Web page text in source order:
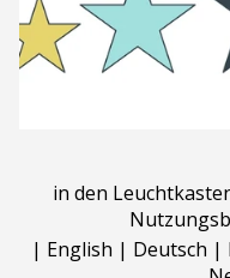
in den
| English | Deutsch |